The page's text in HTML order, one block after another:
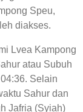
Speu,
diakses.
Lvea Kampong
atau Subuh
Selain
Sahur dan
Jafria (Syiah)